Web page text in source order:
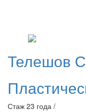
Телешов
Стаж 23 года /